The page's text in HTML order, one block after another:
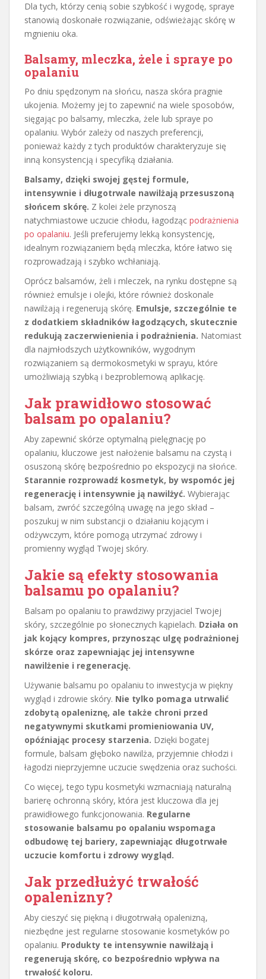
Dla tych, którzy cenią sobie szybkość i wygodę, spraye
stanowią doskonałe rozwiązanie, odświeżając skórę w
mgnieniu oka.
Balsamy, mleczka, żele i spraye po
opalaniu
Po dniu spędzonym na słońcu, nasza skóra pragnie
ukojenia. Możemy jej to zapewnić na wiele sposobów,
sięgając po balsamy, mleczka, żele lub spraye po
opalaniu. Wybór zależy od naszych preferencji,
ponieważ każdy z tych produktów charakteryzuje się
inną konsystencją i specyfiką działania.
Balsamy, dzięki swojej gęstej formule,
intensywnie i długotrwale nawilżają przesuszoną
słońcem skórę. Z kolei żele przynoszą
natychmiastowe uczucie chłodu, łagodząc podrażnienia
po opalaniu. Jeśli preferujemy lekką konsystencję,
idealnym rozwiązaniem będą mleczka, które łatwo się
rozprowadzają i szybko wchłaniają.
Oprócz balsamów, żeli i mleczek, na rynku dostępne są
również emulsje i olejki, które również doskonale
nawilżają i regenerują skórę. Emulsje, szczególnie te
z dodatkiem składników łagodzących, skutecznie
redukują zaczerwienienia i podrażnienia. Natomiast
dla najmłodszych użytkowników, wygodnym
rozwiązaniem są dermokosmetyki w sprayu, które
umożliwiają szybką i bezproblemową aplikację.
Jak prawidłowo stosować
balsam po opalaniu?
Aby zapewnić skórze optymalną pielęgnację po
opalaniu, kluczowe jest nałożenie balsamu na czystą i
osuszoną skórę bezpośrednio po ekspozycji na słońce.
Starannie rozprowadź kosmetyk, by wspomóc jej
regenerację i intensywnie ją nawilżyć. Wybierając
balsam, zwróć szczególną uwagę na jego skład –
poszukuj w nim substancji o działaniu kojącym i
odżywczym, które pomogą utrzymać zdrowy i
promienny wygląd Twojej skóry.
Jakie są efekty stosowania
balsamu po opalaniu?
Balsam po opalaniu to prawdziwy przyjaciel Twojej
skóry, szczególnie po słonecznych kąpielach. Działa on
jak kojący kompres, przynosząc ulgę podrażnionej
skórze oraz zapewniając jej intensywne
nawilżenie i regenerację.
Używanie balsamu po opalaniu to inwestycja w piękny
wygląd i zdrowie skóry. Nie tylko pomaga utrwalić
zdobytą opaleniznę, ale także chroni przed
negatywnymi skutkami promieniowania UV,
opóźniając procesy starzenia. Dzięki bogatej
formule, balsam głęboko nawilża, przyjemnie chłodzi i
łagodzi nieprzyjemne uczucie swędzenia oraz suchości.
Co więcej, tego typu kosmetyki wzmacniają naturalną
barierę ochronną skóry, która jest kluczowa dla jej
prawidłowego funkcjonowania. Regularne
stosowanie balsamu po opalaniu wspomaga
odbudowę tej bariery, zapewniając długotrwałe
uczucie komfortu i zdrowy wygląd.
Jak przedłużyć trwałość
opalenizny?
Aby cieszyć się piękną i długotrwałą opalenizną,
niezbędne jest regularne stosowanie kosmetyków po
opalaniu. Produkty te intensywnie nawilżają i
regenerują skórę, co bezpośrednio wpływa na
trwałość koloru.